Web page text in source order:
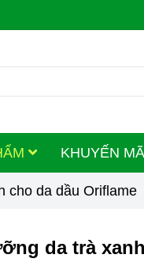
KHUYẾN
cho da dầu Oriflame
da trà